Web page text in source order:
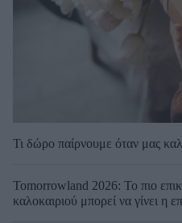
Τι δώρο παίρνουμε όταν μας
Tomorrowland 2026: Το πιο
καλοκαιριού μπορεί να γίνει η